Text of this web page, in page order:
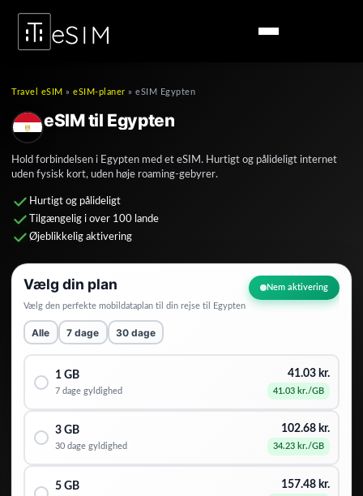
Travel eSIM » eSIM-planer » eSIM Egypten
eSIM til Egypten
Hold forbindelsen i Egypten med et eSIM. Hurtigt og pålideligt internet
uden fysisk kort, uden høje roaming-gebyrer.
Hurtigt og pålideligt
Tilgængelig i over 100 lande
Øjeblikkelig aktivering
Vælg din plan Nem aktivering
Vælg den perfekte mobildataplan til din rejse til Egypten
Alle 7 dage 30 dage
1 GB
7 dage gyldighed
41.03kr.
41.03kr./GB
3 GB
30 dage gyldighed
102.68kr.
34.23kr./GB
5 GB 157.48kr.